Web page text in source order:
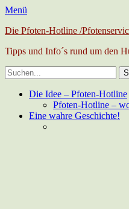
Menü
Die Pfoten-Hotline /
Tipps und Info´s rund um den
Suche
nach:
Primäres
Menü
Zum
springen
Die Idee – Pfoten-Hotline
Pfoten-Hotline –
Eine wahre Geschichte!